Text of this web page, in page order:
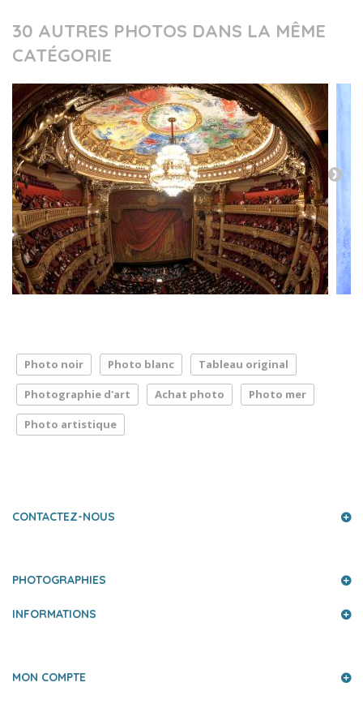
30 AUTRES PHOTOS DANS LA MÊME
CATÉGORIE
Photo noir Photo blanc Tableau original
Photographie d'art Achat photo Photo mer
Photo artistique
CONTACTEZ-NOUS
PHOTOGRAPHIES
INFORMATIONS
MON COMPTE